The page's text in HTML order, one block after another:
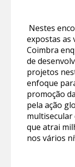
Nestes
expostas as
Coimbra
de
projetos
enfoque
promoção
pela ação
multisecular
que atrai
nos vários